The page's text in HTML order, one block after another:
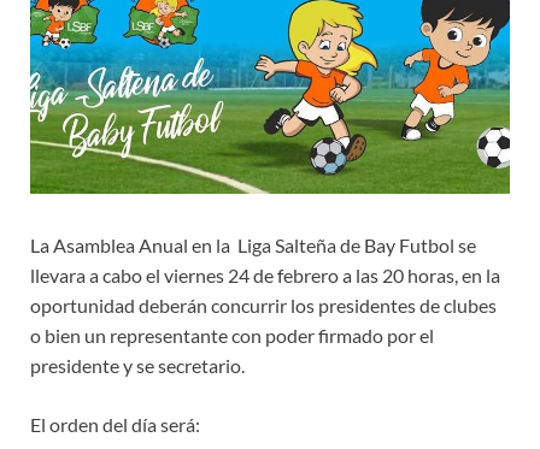
La Asamblea Anual en la Liga Salteña de Bay Futbol se
llevara a cabo el viernes 24 de febrero a las 20 horas, en la
oportunidad deberán concurrir los presidentes de clubes
o bien un representante con poder firmado por el
presidente y se secretario.
El orden del día será: